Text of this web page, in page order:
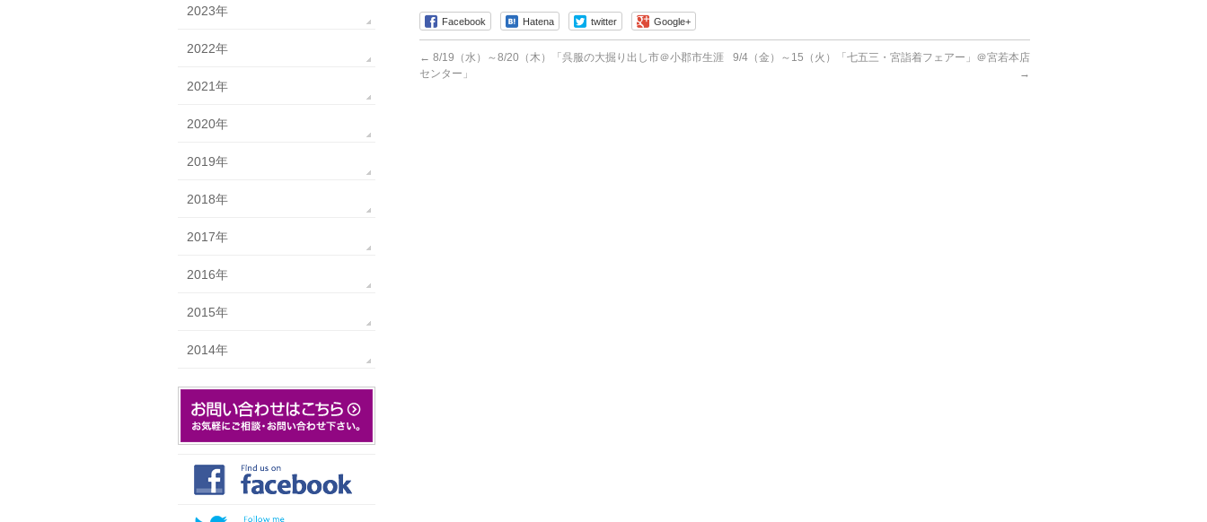
Facebook Hatena twitter Google+
← 8/19（水）～8/20（木）「呉服の大掘り出し市＠小郡市生涯
センター」
9/4（金）～15（火）「七五三・宮詣着フェアー」＠宮若本店
→
2023年
2022年
2021年
2020年
2019年
2018年
2017年
2016年
2015年
2014年